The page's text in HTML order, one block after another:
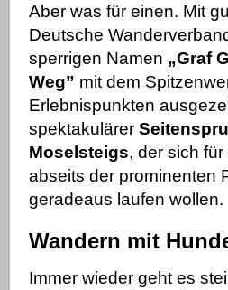
Aber was für einen. Mit
Deutsche
sperrigen Namen „Graf
Weg” mit dem
Erlebnispunkten
spektakulärer
Moselsteigs, der sich
abseits der prominenten
geradeaus laufen wollen.
Wandern mit
Immer wieder geht es